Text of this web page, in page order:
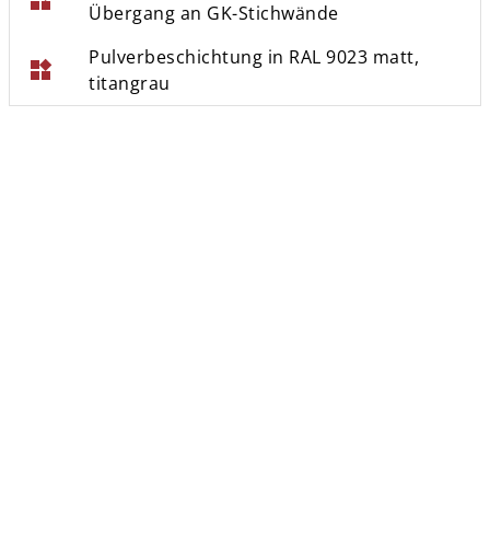
Übergang an GK-Stichwände
widgets
Pulverbeschichtung in RAL 9023 matt,
titangrau